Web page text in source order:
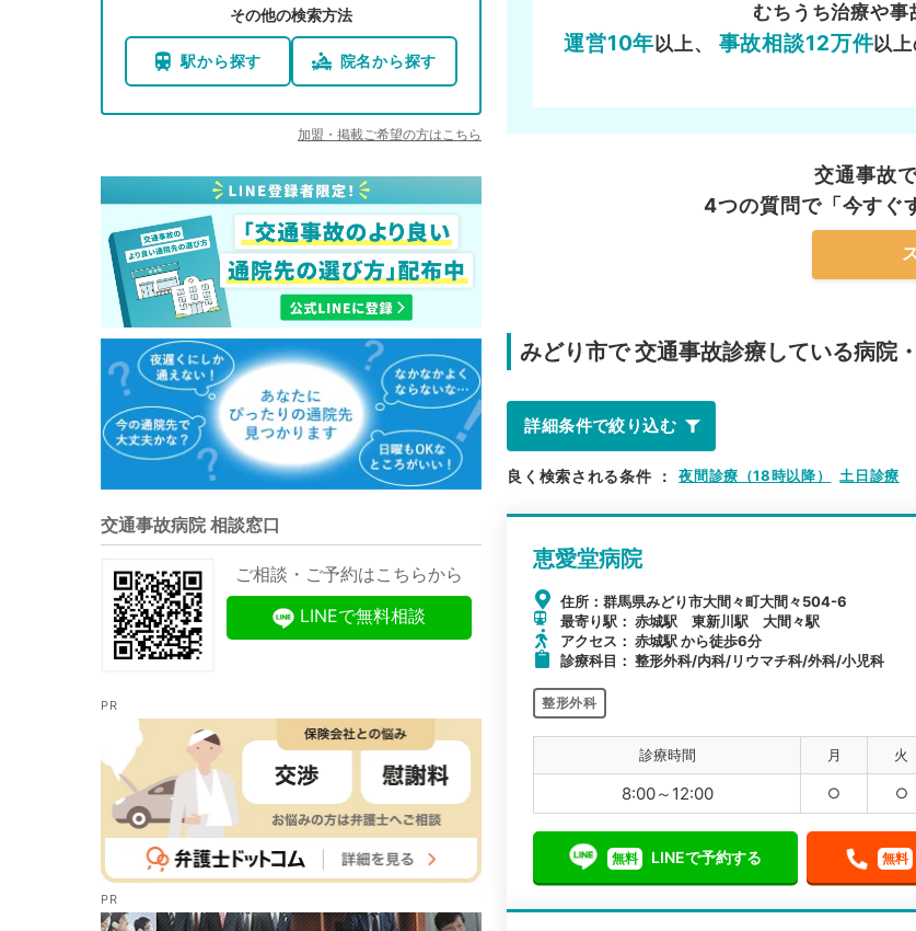
その他の検索方法
駅から探す 院名から探す
加盟・掲載ご希望の方はこちら
交通事故病院 相談窓口
ご相談・ご予約はこちらから
LINEで無料相談
むちうち治療や事
運営10年以上、 事故相談12万件以上
交通事故
4つの質問で「今すぐ
みどり市で 交通事故診療している病院
詳細条件で絞り込む
良く検索される条件 ： 夜間診療（18時以降） 土日診療
恵愛堂病院
住所：群馬県みどり市大間々町大間々504-6
最寄り駅： 赤城駅 東新川駅 大間々駅
アクセス： 赤城駅 から徒歩6分
診療科目： 整形外科/内科/リウマチ科/外科/小児科
整形外科
診療時間 月 火
8:00～12:00 ○ ○
無料 LINEで予約する 無料